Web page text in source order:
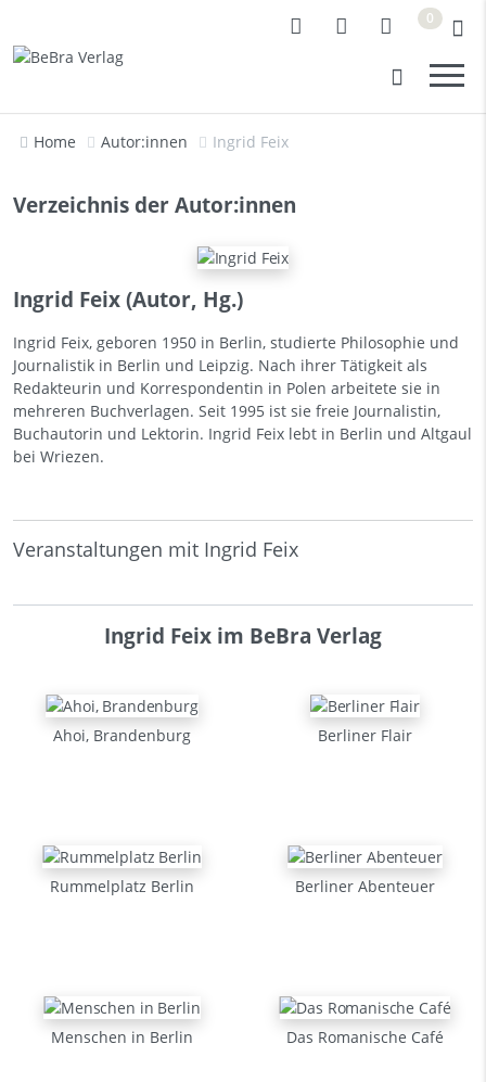
0
Home Autor:innen Ingrid Feix
Verzeichnis der Autor:innen
Ingrid Feix (Autor, Hg.)
Ingrid Feix, geboren 1950 in Berlin, studierte Philosophie und
Journalistik in Berlin und Leipzig. Nach ihrer Tätigkeit als
Redakteurin und Korrespondentin in Polen arbeitete sie in
mehreren Buchverlagen. Seit 1995 ist sie freie Journalistin,
Buchautorin und Lektorin. Ingrid Feix lebt in Berlin und Altgaul
bei Wriezen.
Veranstaltungen mit Ingrid Feix
Ingrid Feix im BeBra Verlag
Ahoi, Brandenburg Berliner Flair
Rummelplatz Berlin Berliner Abenteuer
Menschen in Berlin Das Romanische Café